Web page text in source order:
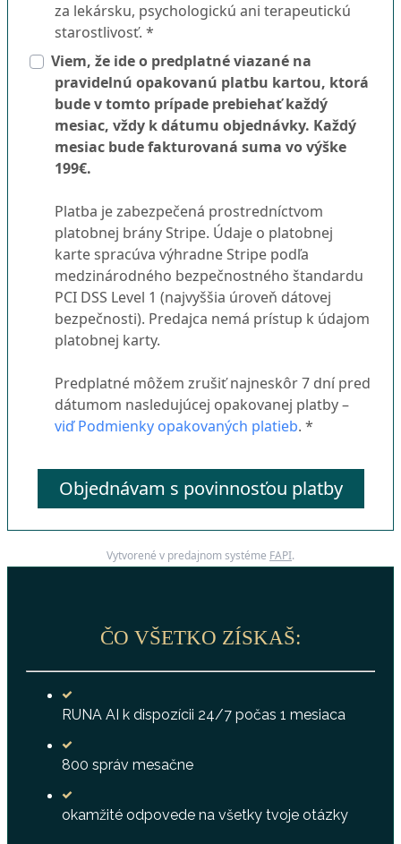
za lekársku, psychologickú ani terapeutickú
starostlivosť. *
Viem, že ide o predplatné viazané na
pravidelnú opakovanú platbu kartou, ktorá
bude v tomto prípade prebiehať každý
mesiac, vždy k dátumu objednávky. Každý
mesiac bude fakturovaná suma vo výške
199€.
Platba je zabezpečená prostredníctvom
platobnej brány Stripe. Údaje o platobnej
karte spracúva výhradne Stripe podľa
medzinárodného bezpečnostného štandardu
PCI DSS Level 1 (najvyššia úroveň dátovej
bezpečnosti). Predajca nemá prístup k údajom
platobnej karty.
Predplatné môžem zrušiť najneskôr 7 dní pred
dátumom nasledujúcej opakovanej platby –
viď Podmienky opakovaných platieb. *
Objednávam s povinnosťou platby
Vytvorené v predajnom systéme FAPI.
ČO VŠETKO ZÍSKAŠ:
RUNA AI k dispozícii 24/7 počas 1 mesiaca
800 správ mesačne
okamžité odpovede na všetky tvoje otázky